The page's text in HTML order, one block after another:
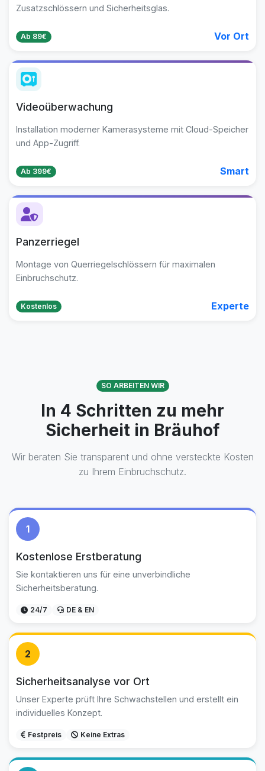
Zusatzschlössern und Sicherheitsglas.
Ab 89€ Vor Ort
Videoüberwachung
Installation moderner Kamerasysteme mit Cloud-Speicher
und App-Zugriff.
Ab 399€ Smart
Panzerriegel
Montage von Querriegelschlössern für maximalen
Einbruchschutz.
Kostenlos Experte
SO ARBEITEN WIR
In 4 Schritten zu mehr
Sicherheit in Bräuhof
Wir beraten Sie transparent und ohne versteckte Kosten
zu Ihrem Einbruchschutz.
1
Kostenlose Erstberatung
Sie kontaktieren uns für eine unverbindliche
Sicherheitsberatung.
24/7 DE & EN
2
Sicherheitsanalyse vor Ort
Unser Experte prüft Ihre Schwachstellen und erstellt ein
individuelles Konzept.
Festpreis Keine Extras